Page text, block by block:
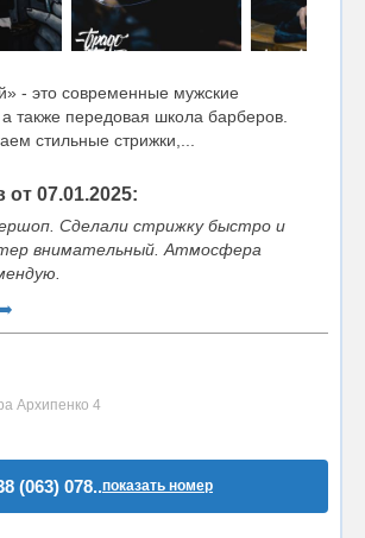
- это современные мужские
также передовая школа барберов.
стильные стрижки,...
07.01.2025:
Сделали стрижку быстро и
внимательный. Атмосфера
Архипенко 4
(063) 078..показать номер